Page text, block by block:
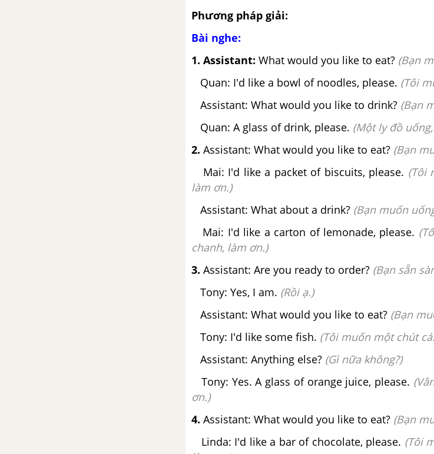
Phương pháp giải:
Bài nghe:
1. Assistant: What would you like to eat? (Bạn
Quan: I'd like a bowl of noodles, please. (Tôi
Assistant: What would you like to drink? (Bạn
Quan: A glass of drink, please. (Một ly đồ
2. Assistant: What would you like to eat? (Bạn
Mai: I'd like a packet of biscuits, please. (Tôi
làm ơn.)
Assistant: What about a drink? (Bạn muốn
Mai: I'd like a carton of lemonade, please.
chanh, làm ơn.)
3. Assistant: Are you ready to order? (Bạn sẵn
Tony: Yes, I am. (Rồi ạ.)
Assistant: What would you like to eat? (Bạn
Tony: I'd like some fish. (Tôi muốn một chút
Assistant: Anything else? (Gì nữa không?)
Tony: Yes. A glass of orange juice, please.
ơn.)
4. Assistant: What would you like to eat? (Bạn
Linda: I'd like a bar of chocolate, please. (Tôi